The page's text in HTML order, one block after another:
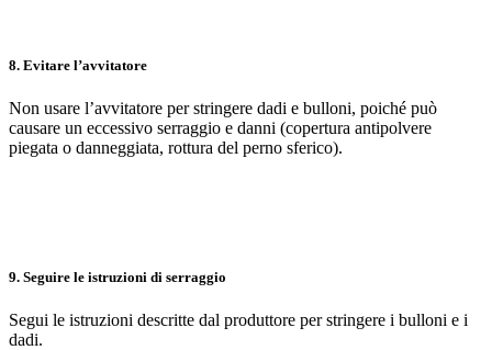
8. Evitare l’avvitatore
Non usare l’avvitatore per stringere dadi e bulloni, poiché può
causare un eccessivo serraggio e danni (copertura antipolvere
piegata o danneggiata, rottura del perno sferico).
9. Seguire le istruzioni di serraggio
Segui le istruzioni descritte dal produttore per stringere i bulloni e i
dadi.